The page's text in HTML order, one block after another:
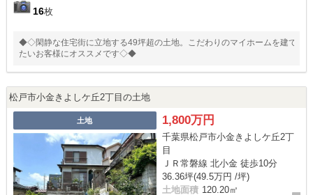
16枚
◆◇閑静な住宅街に立地する49坪超の土地。こだわりのマイホームを建て
たいお客様にオススメです◇◆
松戸市小金きよしケ丘2丁目の土地
土地 1,800万円
千葉県松戸市小金きよしケ丘2丁
目
ＪＲ常磐線 北小金 徒歩10分
36.36坪(49.5万円 /坪)
土地面積 120.20㎡